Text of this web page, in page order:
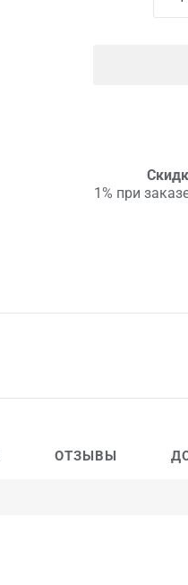
1% при
ОТЗЫВЫ